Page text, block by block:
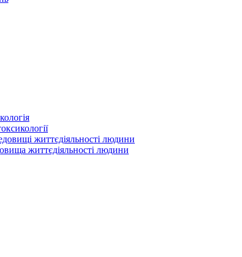
життєдіяльності людини
життєдіяльності людини